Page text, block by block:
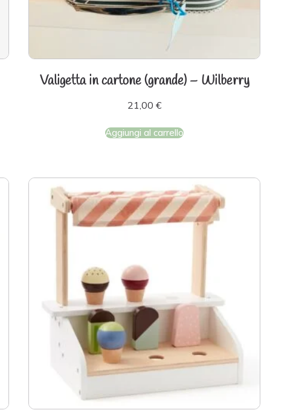
Valigetta in cartone (grande) – Wilberry
21,00 €
Aggiungi al carrello